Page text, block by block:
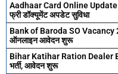
Aadhaar Card Online Update
फ्री डॉक्यूमेंट अपडेट सुविधा
Bank of Baroda SO Vacancy
ऑनलाइन आवेदन शुरू
Bihar Katihar Ration Dealer
भर्ती, आवेदन शुरू